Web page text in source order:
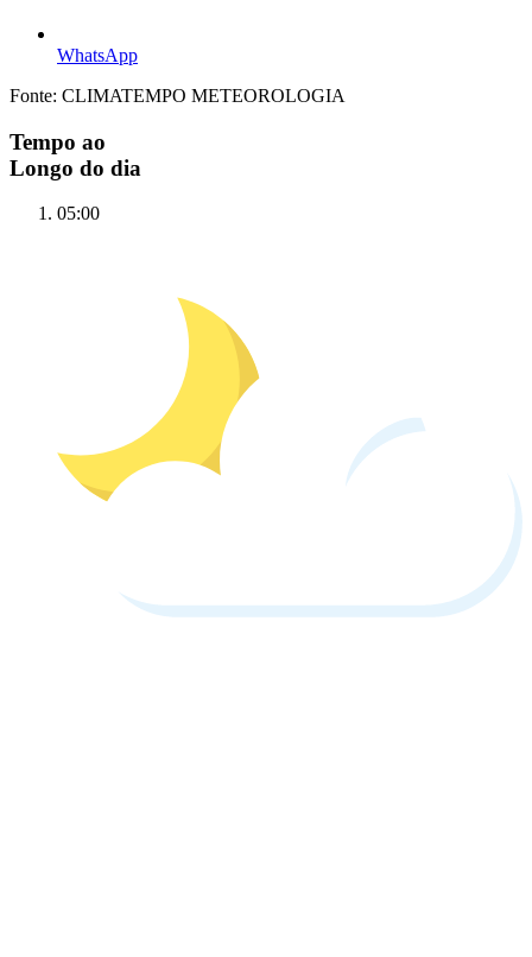
WhatsApp
Fonte: CLIMATEMPO METEOROLOGIA
Tempo ao
Longo do dia
05:00